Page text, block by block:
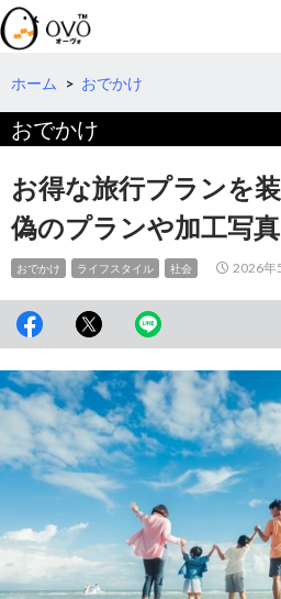
検
索
コ
テ
ツ
へ
動
ホーム > おでかけ
おでかけ
お得な旅行プランを
偽のプランや加工写
おでかけ ライフスタイル 社会 2026年